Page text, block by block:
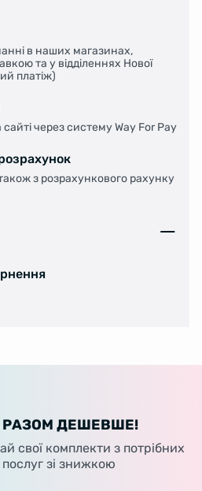
в наших магазинах,
та у відділеннях Нової
платіж)
через систему Way For Pay
з розрахункового рахунку
РАЗОМ ДЕШЕВШЕ!
свої комплекти з потрібних
послуг зі знижкою